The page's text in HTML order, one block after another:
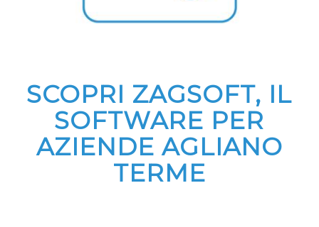
SCOPRI ZAGSOFT, IL
SOFTWARE PER
AZIENDE AGLIANO
TERME